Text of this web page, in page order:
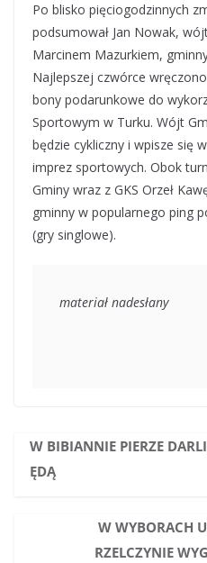
Po blisko pięciogodzinnych
podsumował Jan Nowak,
Marcinem Mazurkiem,
Najlepszej czwórce
bony podarunkowe do
Sportowym w Turku. Wójt
będzie cykliczny i wpisze się
imprez sportowych. Obok
Gminy wraz z GKS Orzeł
gminny w popularnego ping
(gry singlowe).
materiał nadesłany
W BIBIANNIE PIERZE
ĘDĄ
W WYBORACH
RZELCZYNIE